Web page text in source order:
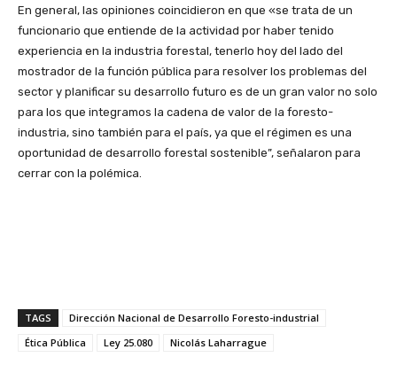
En general, las opiniones coincidieron en que «se trata de un
funcionario que entiende de la actividad por haber tenido
experiencia en la industria forestal, tenerlo hoy del lado del
mostrador de la función pública para resolver los problemas del
sector y planificar su desarrollo futuro es de un gran valor no solo
para los que integramos la cadena de valor de la foresto-
industria, sino también para el país, ya que el régimen es una
oportunidad de desarrollo forestal sostenible”, señalaron para
cerrar con la polémica.
TAGS
Dirección Nacional de Desarrollo Foresto-industrial
Ética Pública
Ley 25.080 Nicolás Laharrague